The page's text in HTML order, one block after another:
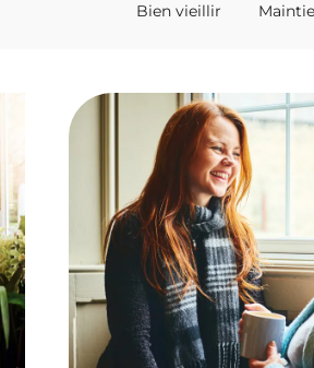
Bien vieillir